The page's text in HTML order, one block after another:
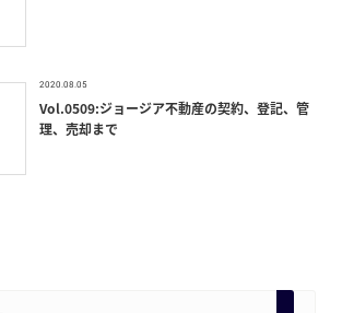
2020.08.05
Vol.0509:ジョージア不動産の契約、登記、管
理、売却まで